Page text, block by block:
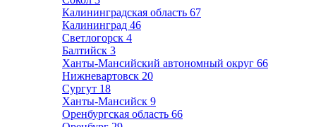
Калининградская область 67
Калининград 46
Светлогорск 4
Балтийск 3
Ханты-Мансийский автономный округ 66
Нижневартовск 20
Сургут 18
Ханты-Мансийск 9
Оренбургская область 66